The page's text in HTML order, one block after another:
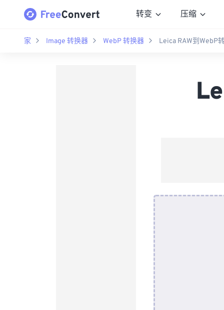
转变 压缩
家 Image 转换器 WebP 转换器 Leica RAW到WebP